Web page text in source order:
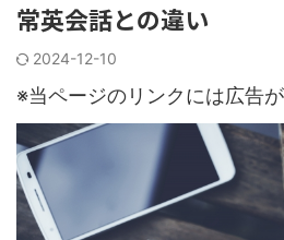
常英会話との違い
2024-12-10
※当ページのリンクには広告